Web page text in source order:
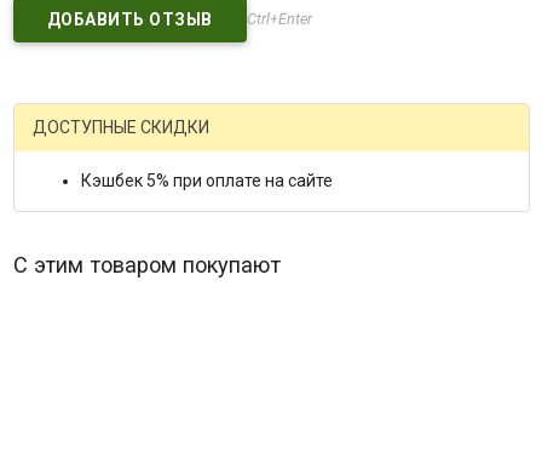
Ctrl+Enter
ДОСТУПНЫЕ СКИДКИ
Кэшбек 5% при оплате на сайте
С этим товаром покупают